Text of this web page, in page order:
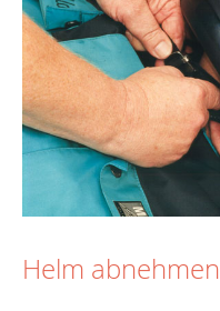
Helm abnehmen